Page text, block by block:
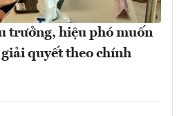
trưởng, hiệu phó muốn
quyết theo chính